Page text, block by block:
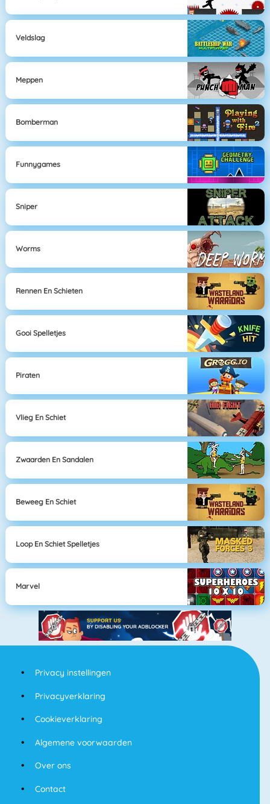
Veldslag
Meppen
Bomberman
Funnygames
Sniper
Worms
Rennen En Schieten
Gooi Spelletjes
Piraten
Vlieg En Schiet
Zwaarden En Sandalen
Beweeg En Schiet
Loop En Schiet Spelletjes
Marvel
Privacy instellingen
Privacyverklaring
Cookieverklaring
Algemene voorwaarden
Over ons
Contact